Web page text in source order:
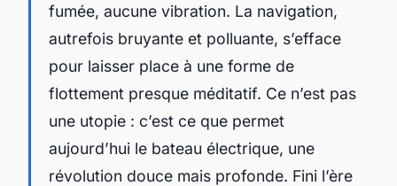
fumée, aucune vibration. La navigation,
autrefois bruyante et polluante, s’efface
pour laisser place à une forme de
flottement presque méditatif. Ce n’est pas
une utopie : c’est ce que permet
aujourd’hui le bateau électrique, une
révolution douce mais profonde. Fini l’ère